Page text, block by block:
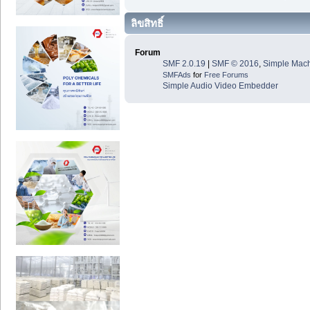
ลิขสิทธิ์
Forum
SMF 2.0.19 | SMF © 2016 Simple
SMFAds for Free Forums
Simple Audio Video Embedder